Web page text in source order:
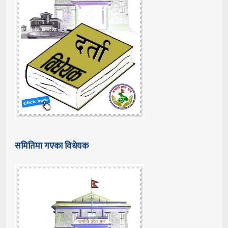
समितिमा गएका विधेयक